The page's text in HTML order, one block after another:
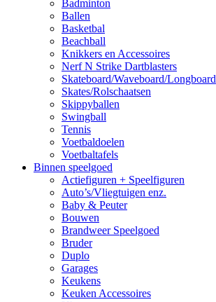
Badminton
Ballen
Basketbal
Beachball
Knikkers en Accessoires
Nerf N Strike Dartblasters
Skateboard/Waveboard/Longboard
Skates/Rolschaatsen
Skippyballen
Swingball
Tennis
Voetbaldoelen
Voetbaltafels
Binnen speelgoed
Actiefiguren + Speelfiguren
Auto’s/Vliegtuigen enz.
Baby & Peuter
Bouwen
Brandweer Speelgoed
Bruder
Duplo
Garages
Keukens
Keuken Accessoires